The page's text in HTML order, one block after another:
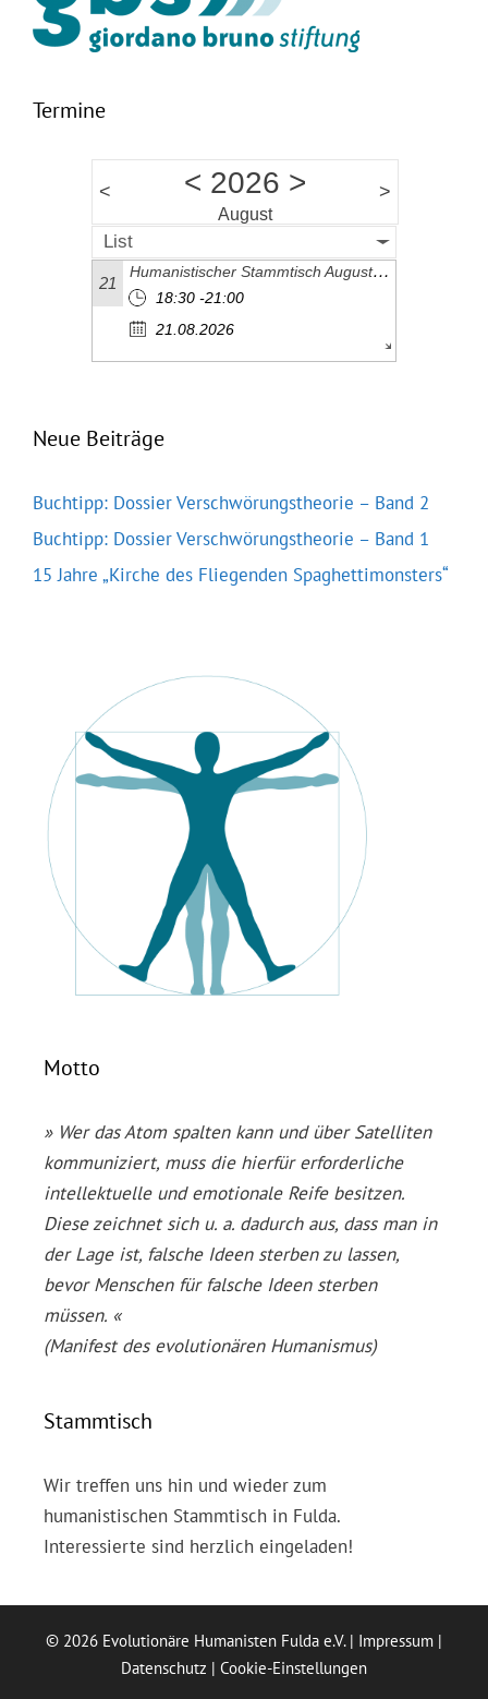
Termine
< < 2026 >
August
>
List
21
Humanistischer Stammtisch August 2026
18:30 -21:00
21.08.2026
Neue Beiträge
Buchtipp: Dossier Verschwörungstheorie – Band 2
Buchtipp: Dossier Verschwörungstheorie – Band 1
15 Jahre „Kirche des Fliegenden Spaghettimonsters“
Motto
» Wer das Atom spalten kann und über Satelliten
kommuniziert, muss die hierfür erforderliche
intellektuelle und emotionale Reife besitzen.
Diese zeichnet sich u. a. dadurch aus, dass man in
der Lage ist, falsche Ideen sterben zu lassen,
bevor Menschen für falsche Ideen sterben
müssen. «
(Manifest des evolutionären Humanismus)
Stammtisch
Wir treffen uns hin und wieder zum
humanistischen Stammtisch in Fulda.
Interessierte sind herzlich eingeladen!
© 2026 Evolutionäre Humanisten Fulda e.V. | Impressum |
Datenschutz | Cookie-Einstellungen